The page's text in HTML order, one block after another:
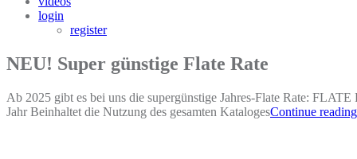
login
register
NEU! Super günstige Flate Rate
Ab 2025 gibt es bei uns die supergünstige Jahres-Flate Rate:
Jahr Beinhaltet die Nutzung des gesamten KatalogesContinue reading